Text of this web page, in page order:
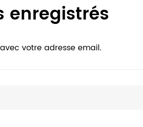
enregistrés
votre adresse email.